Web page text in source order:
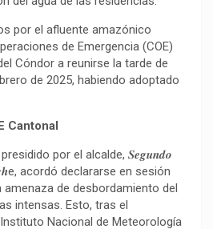
por el afluente amazónico
de Emergencia (COE)
Cóndor a reunirse la tarde de
de 2025, habiendo adoptado
Cantonal
por el alcalde, 𝑺𝒆𝒈𝒖𝒏𝒅𝒐
acordó declararse en sesión
amenaza de desbordamiento del
intensas. Esto, tras el
Nacional de Meteorología